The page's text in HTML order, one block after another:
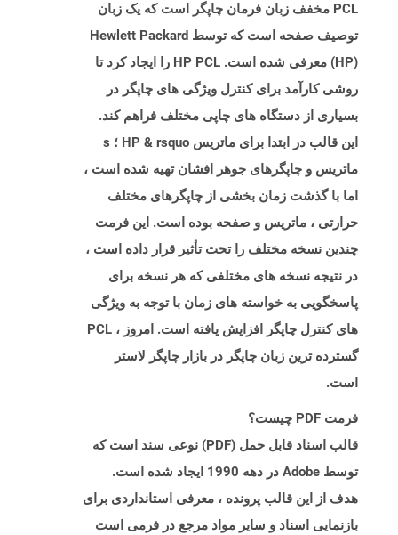
PCL مخفف زبان فرمان چاپگر است که یک زبان
توصیف صفحه است که توسط Hewlett Packard
(HP) معرفی شده است. HP PCL را ایجاد کرد تا
روشی کارآمد برای کنترل ویژگی های چاپگر در
بسیاری از دستگاه های چاپی مختلف فراهم کند.
این قالب در ابتدا برای ماتریس HP & rsquo ؛ s
ماتریس و چاپگرهای جوهر افشان تهیه شده است ،
اما با گذشت زمان بخشی از چاپگرهای مختلف
حرارتی ، ماتریس و صفحه بوده است. این فرمت
چندین نسخه مختلف را تحت تأثیر قرار داده است ،
در نتیجه نسخه های مختلفی که هر نسخه برای
پاسخگویی به خواسته های زمان با توجه به ویژگی
های کنترل چاپگر افزایش یافته است. امروز ، PCL
گسترده ترین زبان چاپگر در بازار چاپگر لاستر
است.
فرمت PDF چیست؟
قالب اسناد قابل حمل (PDF) نوعی سند است که
توسط Adobe در دهه 1990 ایجاد شده است.
هدف از این قالب پرونده ، معرفی استانداردی برای
بازنمایی اسناد و سایر مواد مرجع در فرمی است